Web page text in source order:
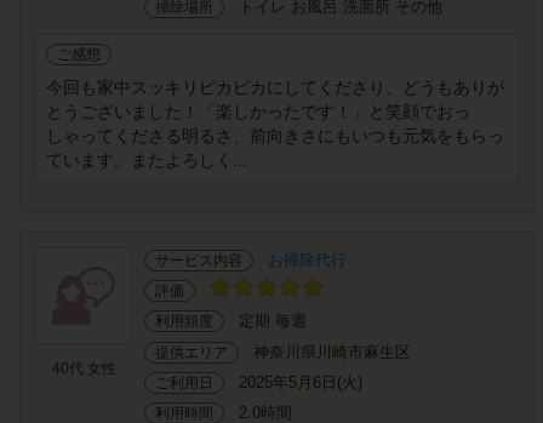
掃除場所 トイレ お風呂 洗面所 その他
ご感想
今回も家中スッキリピカピカにしてくださり、どうもありが
とうございました！「楽しかったです！」と笑顔でおっ
しゃってくださる明るさ、前向きさにもいつも元気をもらっ
ています。またよろしく...
40代 女性
サービス内容 お掃除代行
評価
利用頻度
定期 毎週
提供エリア 神奈川県川崎市麻生区
ご利用日 2025年5月6日(火)
利用時間 2.0時間